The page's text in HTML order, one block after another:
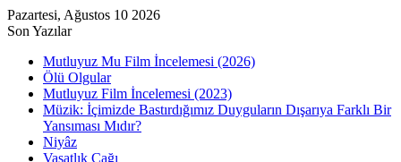
Pazartesi, Ağustos 10 2026
Son Yazılar
Mutluyuz Mu Film İncelemesi (2026)
Ölü Olgular
Mutluyuz Film İncelemesi (2023)
Müzik: İçimizde Bastırdığımız Duyguların Dışarıya Farklı Bir
Yansıması Mıdır?
Niyâz
Vasatlık Çağı